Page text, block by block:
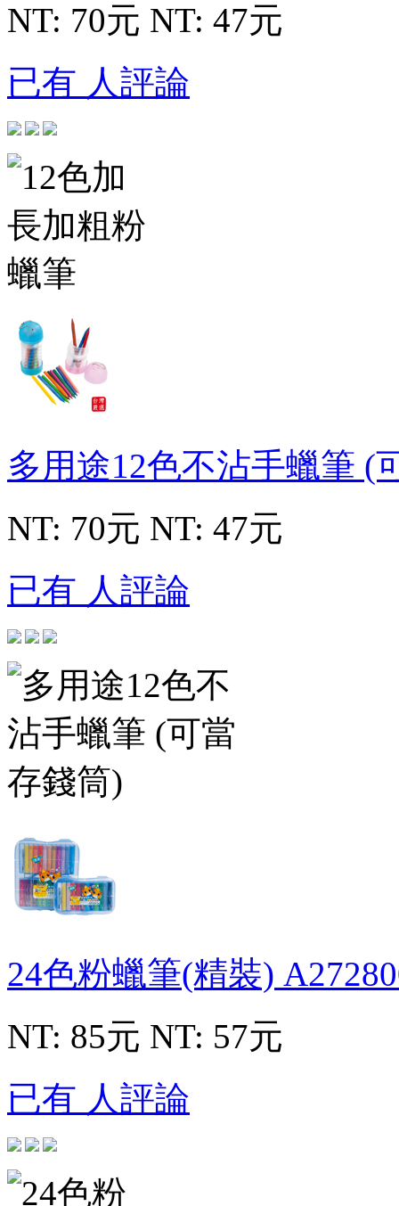
NT: 70元 NT: 47元
已有 人評論
多用途12色不沾手蠟筆 (
NT: 70元 NT: 47元
已有 人評論
24色粉蠟筆(精裝)
NT: 85元 NT: 57元
已有 人評論